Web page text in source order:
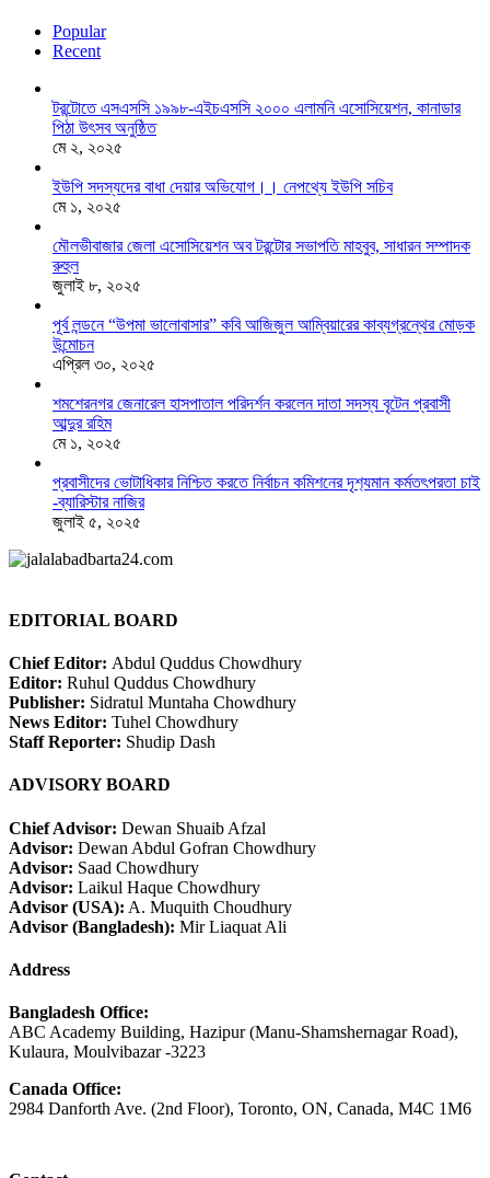
Popular
Recent
টরন্টোতে এসএসসি ১৯৯৮-এইচএসসি ২০০০ এলামনি এসোসিয়েশন, কানাডার
পিঠা উৎসব অনুষ্ঠিত
মে ২, ২০২৫
ইউপি সদস্যদের বাধা দেয়ার অভিযোগ।। নেপথ্যে ইউপি সচিব
মে ১, ২০২৫
মৌলভীবাজার জেলা এসোসিয়েশন অব টরন্টোর সভাপতি মাহবুব, সাধারন সম্পাদক
রুহুল
জুলাই ৮, ২০২৫
পূর্ব লন্ডনে “উপমা ভালোবাসার” কবি আজিজুল আম্বিয়ারের কাব্যগ্রন্থের মোড়ক
উন্মোচন
এপ্রিল ৩০, ২০২৫
শমশেরনগর জেনারেল হাসপাতাল পরিদর্শন করলেন দাতা সদস্য বৃটেন প্রবাসী
আব্দুর রহিম
মে ১, ২০২৫
প্রবাসীদের ভোটাধিকার নিশ্চিত করতে নির্বাচন কমিশনের দৃশ‍্যমান কর্মতৎপরতা চাই
-ব্যারিস্টার নাজির
জুলাই ৫, ২০২৫
EDITORIAL BOARD
Chief Editor: Abdul Quddus Chowdhury
Editor: Ruhul Quddus Chowdhury
Publisher: Sidratul Muntaha Chowdhury
News Editor: Tuhel Chowdhury
Staff Reporter: Shudip Dash
ADVISORY BOARD
Chief Advisor: Dewan Shuaib Afzal
Advisor: Dewan Abdul Gofran Chowdhury
Advisor: Saad Chowdhury
Advisor: Laikul Haque Chowdhury
Advisor (USA): A. Muquith Choudhury
Advisor (Bangladesh): Mir Liaquat Ali
Address
Bangladesh Office:
ABC Academy Building, Hazipur (Manu-Shamshernagar Road),
Kulaura, Moulvibazar -3223
Canada Office:
2984 Danforth Ave. (2nd Floor), Toronto, ON, Canada, M4C 1M6